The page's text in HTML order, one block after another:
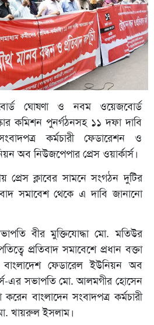
ঘোষণা ও নবম ওয়েজবোর্ড
কমিশন পুনর্গঠনসহ ১১ দফা দাবি
কর্মচারী ফেডারেশন ও
অব নিউজপেপার প্রেস ওয়ার্কার্স।
প্রেস ক্লাবের সামনে সংগঠন দুটির
সমাবেশ থেকে এ দাবি জানানো
বীর মুক্তিযোদ্ধা মো. মতিউর
প্রতিবাদ সমাবেশে প্রধান বক্তা
বাংলাদেশ ফেডারেল ইউনিয়ন অব
এর সভাপতি মো. আলমগীর হোসেন
বাংলাদেন সংবাদপত্র কর্মচারী
খায়রুল ইসলাম।